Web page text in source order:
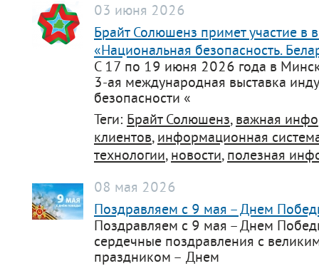
03 июня 2026
Брайт Солюшенз примет участие в
«Национальная безопасность.
С 17 по 19 июня 2026 года в
3-ая международная выставка
безопасности «
Теги: Брайт Солюшенз, важная
клиентов, информационная
технологии, новости, полезная
08 мая 2026
Поздравляем с 9 мая – Днем
Поздравляем с 9 мая – Днем
сердечные поздравления с
праздником – Днем